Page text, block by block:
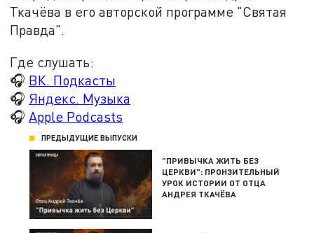
Ткачёва в его авторской программе "Святая
Правда".
Где слушать:
🎧 ВК. Подкасты
🎧 Яндекс. Музыка
🎧 Apple Podcasts
ПРЕДЫДУЩИЕ ВЫПУСКИ
"ПРИВЫЧКА ЖИТЬ БЕЗ
ЦЕРКВИ": ПРОНЗИТЕЛЬНЫЙ
УРОК ИСТОРИИ ОТ ОТЦА
АНДРЕЯ ТКАЧЁВА